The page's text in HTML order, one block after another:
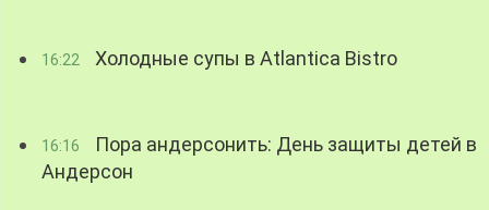
16:22 Холодные супы в Atlantica Bistro
16:16
Пора андерсонить: День защиты детей в
Андерсон